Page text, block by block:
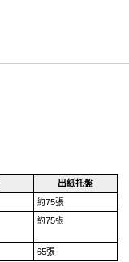
出紙托盤
約75張
約75張
65張